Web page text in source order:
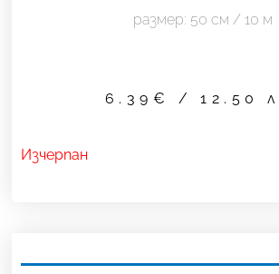
размер: 50 см / 10 м
6.39 € / 12.50
Изчерпан